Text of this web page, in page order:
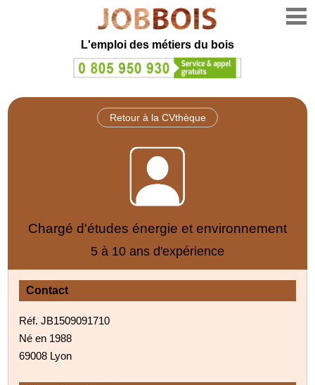
L'emploi des métiers du bois
Retour à la CVthèque
Chargé d'études énergie et environnement
5 à 10 ans d'expérience
Contact
Réf. JB1509091710
Né en 1988
69008 Lyon